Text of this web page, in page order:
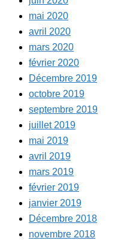
mai 2020
avril 2020
mars 2020
février 2020
Décembre 2019
octobre 2019
septembre 2019
juillet 2019
mai 2019
avril 2019
mars 2019
février 2019
janvier 2019
Décembre 2018
novembre 2018